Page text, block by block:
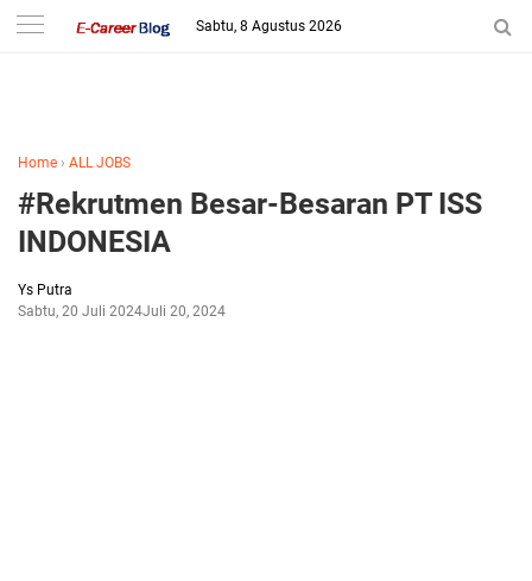
-->
Sabtu, 8 Agustus 2026
Home › ALL JOBS
#Rekrutmen Besar-Besaran PT ISS
INDONESIA
Ys Putra
Sabtu, 20 Juli 2024Juli 20, 2024